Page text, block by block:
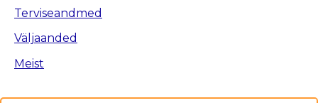
Terviseandmed
Väljaanded
Meist